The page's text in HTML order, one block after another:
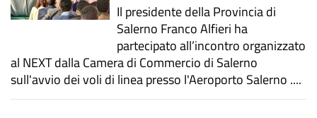
Il presidente della Provincia di
Salerno Franco Alfieri ha
partecipato all’incontro organizzato
al NEXT dalla Camera di Commercio di Salerno
sull'avvio dei voli di linea presso l'Aeroporto Salerno ....